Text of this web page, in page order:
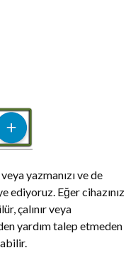
yazmanızı ve de
ediyoruz. Eğer cihazınız
çalınır veya
yardım talep etmeden